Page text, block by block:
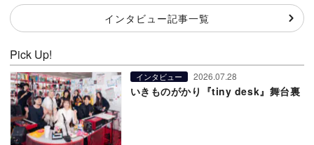
インタビュー記事一覧
Pick Up!
インタビュー 2026.07.28
いきものがかり『tiny desk』舞台裏